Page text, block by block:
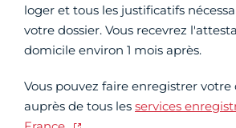
loger et tous les justificatifs
votre dossier. Vous recevrez
domicile environ 1 mois après.
Vous pouvez faire enregistrer
auprès de tous les services